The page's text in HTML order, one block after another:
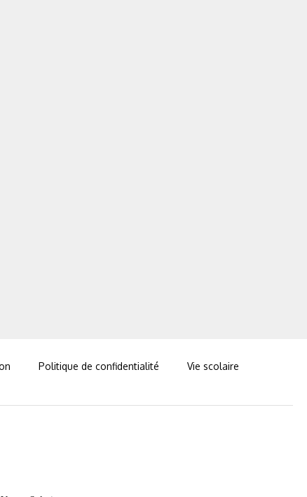
Politique de confidentialité
Vie scolaire